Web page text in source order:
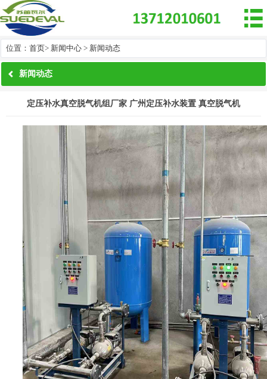

位置： 首页> 新闻中心 > 新闻动态
新闻动态
定压补水真空脱气机组厂家 广州定压补水装置 真空脱气机